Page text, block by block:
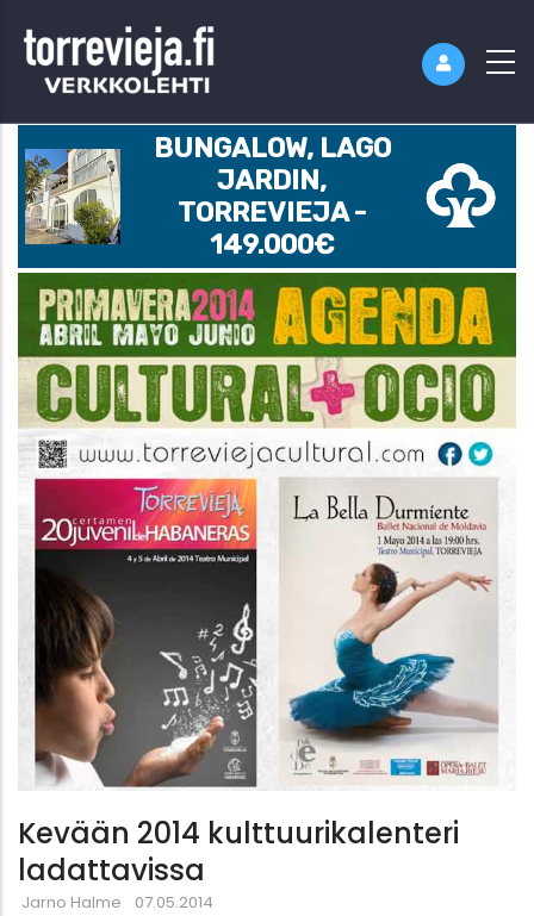
BUNGALOW, LAGO
JARDIN,
TORREVIEJA -
149.000€
Kevään 2014 kulttuurikalenteri
ladattavissa
Jarno Halme 07.05.2014